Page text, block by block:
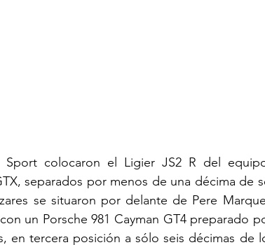
colocaron el Ligier JS2 R del
separados por menos de una décima de
se situaron por delante de Pere
un Porsche 981 Cayman GT4 preparado
en tercera posición a sólo seis décimas de